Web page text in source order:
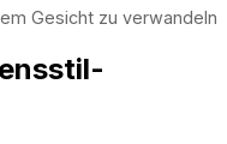
Gesicht zu verwandeln